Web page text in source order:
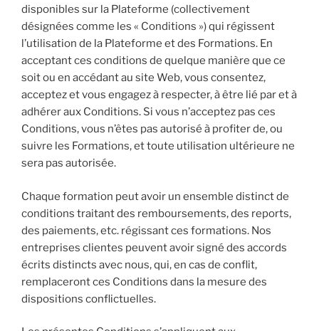
disponibles sur la Plateforme (collectivement
désignées comme les « Conditions ») qui régissent
l’utilisation de la Plateforme et des Formations. En
acceptant ces conditions de quelque manière que ce
soit ou en accédant au site Web, vous consentez,
acceptez et vous engagez à respecter, à être lié par et à
adhérer aux Conditions. Si vous n’acceptez pas ces
Conditions, vous n’êtes pas autorisé à profiter de, ou
suivre les Formations, et toute utilisation ultérieure ne
sera pas autorisée.
Chaque formation peut avoir un ensemble distinct de
conditions traitant des remboursements, des reports,
des paiements, etc. régissant ces formations. Nos
entreprises clientes peuvent avoir signé des accords
écrits distincts avec nous, qui, en cas de conflit,
remplaceront ces Conditions dans la mesure des
dispositions conflictuelles.